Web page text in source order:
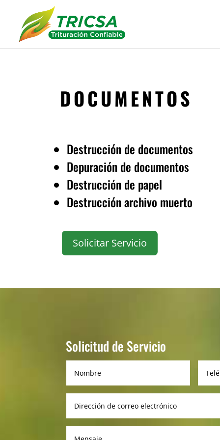
DOCUMENTOS
Destrucción de documentos
Depuración de documentos
Destrucción de papel
Destrucción archivo muerto
Solicitar Servicio
Solicitud de Servicio